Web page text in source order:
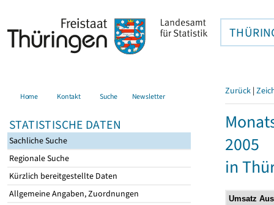
Home Kontakt Suche Newsletter
STATISTISCHE DATEN
Sachliche Suche
Regionale Suche
Kürzlich bereitgestellte Daten
Allgemeine Angaben, Zuordnungen
Zurück |
2005
in